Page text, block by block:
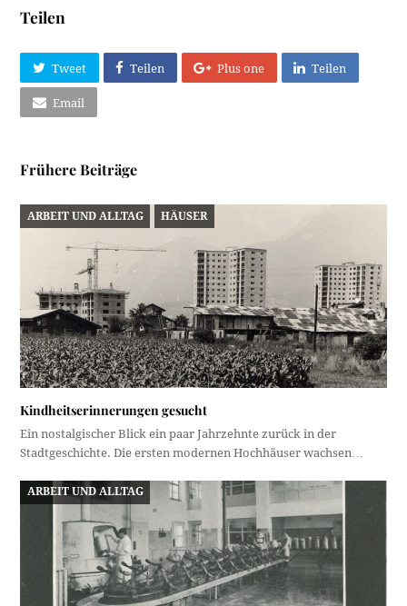
Teilen
Tweet Teilen Plus one Teilen
Email
Frühere Beiträge
ARBEIT UND ALLTAG HÄUSER
Kindheitserinnerungen gesucht
Ein nostalgischer Blick ein paar Jahrzehnte zurück in der
Stadtgeschichte. Die ersten modernen Hochhäuser wachsen…
ARBEIT UND ALLTAG